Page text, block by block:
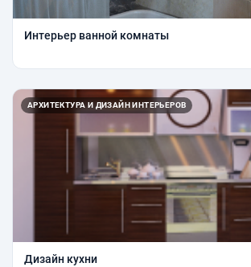
Интерьер ванной комнаты
АРХИТЕКТУРА И ДИЗАЙН ИНТЕРЬЕРОВ
Дизайн кухни